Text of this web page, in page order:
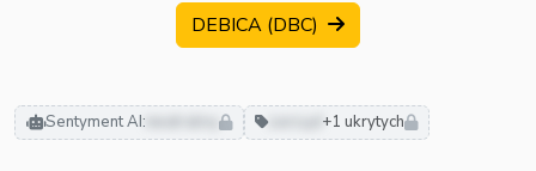
DEBICA (DBC)
Sentyment AI: neutralny +1 ukrytych